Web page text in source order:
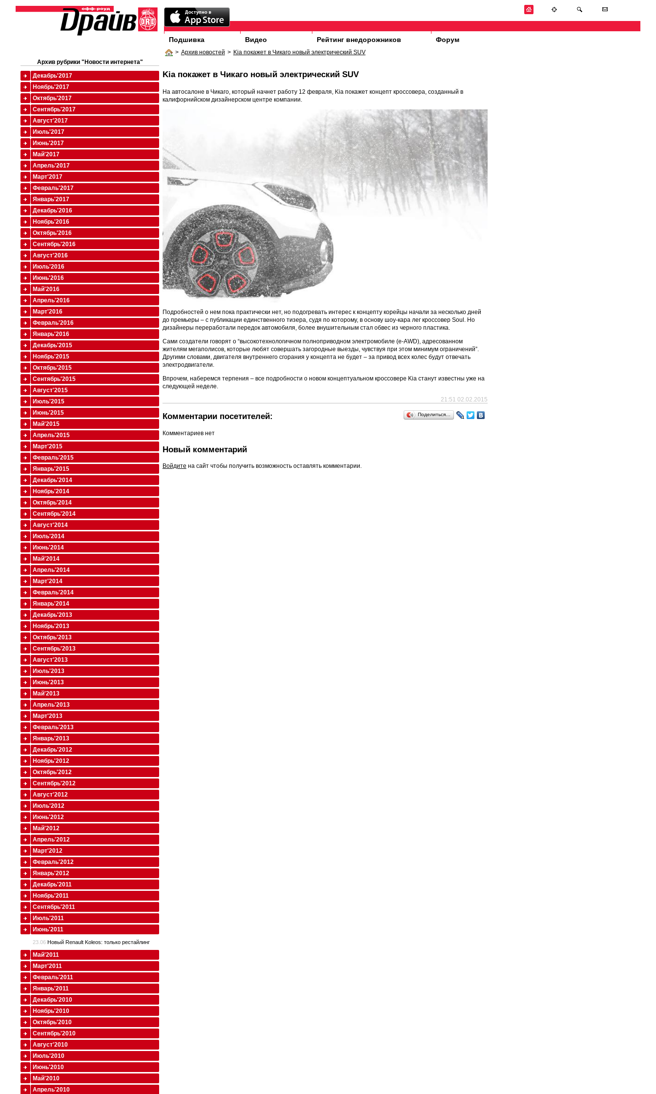
Подшивка Видео Рейтинг внедорожников Форум
> Архив новостей > Kia покажет в Чикаго новый электрический SUV
Kia покажет в Чикаго новый электрический SUV
На автосалоне в Чикаго, который начнет работу 12 февраля, Kia покажет концепт кроссовера, созданный в
калифорнийском дизайнерском центре компании.
Подробностей о нем пока практически нет, но подогревать интерес к концепту корейцы начали за несколько дней
до премьеры – с публикации единственного тизера, судя по которому, в основу шоу-кара лег кроссовер Soul. Но
дизайнеры переработали передок автомобиля, более внушительным стал обвес из черного пластика.
Сами создатели говорят о “высокотехнологичном полноприводном электромобиле (e-AWD), адресованном
жителям мегаполисов, которые любят совершать загородные выезды, чувствуя при этом минимум ограничений”.
Другими словами, двигателя внутреннего сгорания у концепта не будет – за привод всех колес будут отвечать
электродвигатели.
Впрочем, наберемся терпения – все подробности о новом концептуальном кроссовере Kia станут известны уже на
следующей неделе.
21:51 02.02.2015
Поделиться…
Комментарии посетителей:
Комментариев нет
Новый комментарий
Войдите на сайт чтобы получить возможность оставлять комментарии.
Архив рубрики "Новости интернета"
Декабрь'2017
Ноябрь'2017
Октябрь'2017
Сентябрь'2017
Август'2017
Июль'2017
Июнь'2017
Май'2017
Апрель'2017
Март'2017
Февраль'2017
Январь'2017
Декабрь'2016
Ноябрь'2016
Октябрь'2016
Сентябрь'2016
Август'2016
Июль'2016
Июнь'2016
Май'2016
Апрель'2016
Март'2016
Февраль'2016
Январь'2016
Декабрь'2015
Ноябрь'2015
Октябрь'2015
Сентябрь'2015
Август'2015
Июль'2015
Июнь'2015
Май'2015
Апрель'2015
Март'2015
Февраль'2015
Январь'2015
Декабрь'2014
Ноябрь'2014
Октябрь'2014
Сентябрь'2014
Август'2014
Июль'2014
Июнь'2014
Май'2014
Апрель'2014
Март'2014
Февраль'2014
Январь'2014
Декабрь'2013
Ноябрь'2013
Октябрь'2013
Сентябрь'2013
Август'2013
Июль'2013
Июнь'2013
Май'2013
Апрель'2013
Март'2013
Февраль'2013
Январь'2013
Декабрь'2012
Ноябрь'2012
Октябрь'2012
Сентябрь'2012
Август'2012
Июль'2012
Июнь'2012
Май'2012
Апрель'2012
Март'2012
Февраль'2012
Январь'2012
Декабрь'2011
Ноябрь'2011
Сентябрь'2011
Июль'2011
Июнь'2011
23.06 Новый Renault Koleos: только рестайлинг
Май'2011
Март'2011
Февраль'2011
Январь'2011
Декабрь'2010
Ноябрь'2010
Октябрь'2010
Сентябрь'2010
Август'2010
Июль'2010
Июнь'2010
Май'2010
Апрель'2010